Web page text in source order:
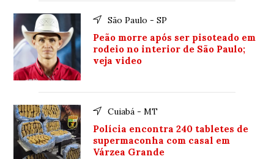
São Paulo - SP
Peão morre após ser pisoteado em
rodeio no interior de São Paulo;
veja video
Cuiabá - MT
Polícia encontra 240 tabletes de
supermaconha com casal em
Várzea Grande